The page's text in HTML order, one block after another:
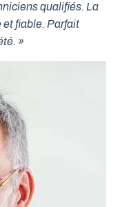
qualifiés. La
fiable. Parfait
»